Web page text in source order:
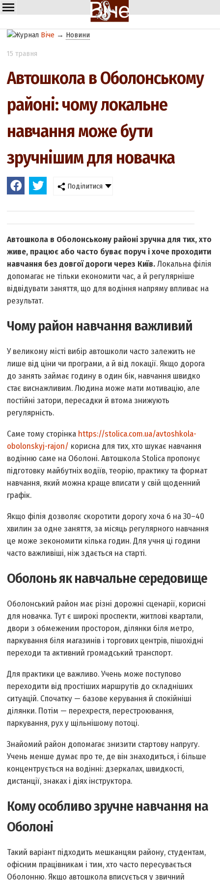
Віче → Новини
15 травня
Автошкола в Оболонському
районі: чому локальне
навчання може бути
зручнішим для новачка
Поділитися
Автошкола в Оболонському районі зручна для тих, хто
живе, працює або часто буває поруч і хоче проходити
навчання без довгої дороги через Київ.Локальна філія
допомагає не тільки економити час, а й регулярніше
відвідувати заняття, що для водіння напряму впливає на
результат.
Чому район навчання важливий
У великому місті вибір автошколи часто залежить не
лише від ціни чи програми, а й від локації. Якщо дорога
до занять займає годину в один бік, навчання швидко
стає виснажливим. Людина може мати мотивацію, але
постійні затори, пересадки й втома знижують
регулярність.
Саме тому сторінка https://stolica.com.ua/avtoshkola-
obolonskyj-rajon/ корисна для тих, хто шукає навчання
водінню саме на Оболоні. Автошкола Stolica пропонує
підготовку майбутніх водіїв, теорію, практику та формат
навчання, який можна краще вписати у свій щоденний
графік.
Якщо філія дозволяє скоротити дорогу хоча б на 30–40
хвилин за одне заняття, за місяць регулярного навчання
це може зекономити кілька годин. Для учня ці години
часто важливіші, ніж здається на старті.
Оболонь як навчальне середовище
Оболонський район має різні дорожні сценарії, корисні
для новачка. Тут є широкі проспекти, житлові квартали,
двори з обмеженим простором, ділянки біля метро,
паркування біля магазинів і торгових центрів, пішохідні
переходи та активний громадський транспорт.
Для практики це важливо. Учень може поступово
переходити від простіших маршрутів до складніших
ситуацій. Спочатку — базове керування й спокійніші
ділянки. Потім — перехрестя, перестроювання,
паркування, рух у щільнішому потоці.
Знайомий район допомагає знизити стартову напругу.
Учень менше думає про те, де він знаходиться, і більше
концентрується на водінні: дзеркалах, швидкості,
дистанції, знаках і діях інструктора.
Кому особливо зручне навчання на
Оболоні
Такий варіант підходить мешканцям району, студентам,
офісним працівникам і тим, хто часто пересувається
Оболонню. Якщо автошкола вписується у звичний